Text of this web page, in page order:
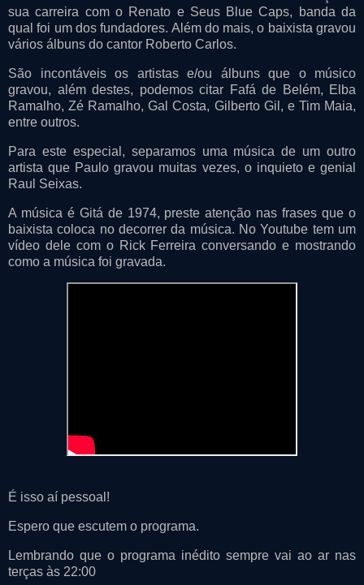
sua carreira com o Renato e Seus Blue Caps, banda da
qual foi um dos fundadores. Além do mais, o baixista gravou
vários álbuns do cantor Roberto Carlos.
São incontáveis os artistas e/ou álbuns que o músico
gravou, além destes, podemos citar Fafá de Belém, Elba
Ramalho, Zé Ramalho, Gal Costa, Gilberto Gil, e Tim Maia,
entre outros.
Para este especial, separamos uma música de um outro
artista que Paulo gravou muitas vezes, o inquieto e genial
Raul Seixas.
A música é Gitá de 1974, preste atenção nas frases que o
baixista coloca no decorrer da música. No Youtube tem um
vídeo dele com o Rick Ferreira conversando e mostrando
como a música foi gravada.
É isso aí pessoal!
Espero que escutem o programa.
Lembrando que o programa inédito sempre vai ao ar nas
terças às 22:00